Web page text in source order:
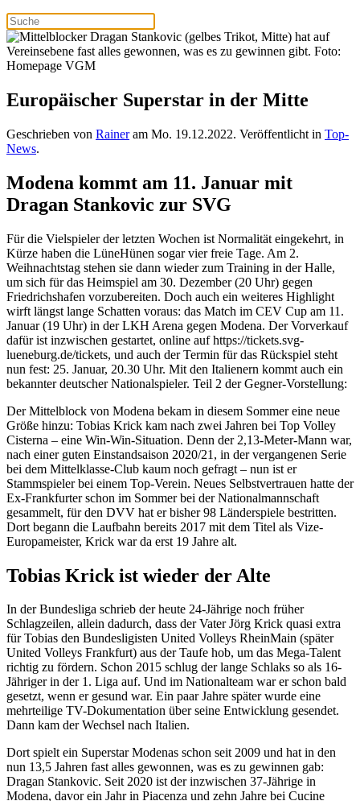
Europäischer Superstar in der Mitte
Geschrieben von Raineram Mo. 19.12.2022. Veröffentlicht in Top-
News.
Modena kommt am 11. Januar mit
Dragan Stankovic zur SVG
Für die Vielspieler der letzten Wochen ist Normalität eingekehrt, in
Kürze haben die LüneHünen sogar vier freie Tage. Am 2.
Weihnachtstag stehen sie dann wieder zum Training in der Halle,
um sich für das Heimspiel am 30. Dezember (20 Uhr) gegen
Friedrichshafen vorzubereiten. Doch auch ein weiteres Highlight
wirft längst lange Schatten voraus: das Match im CEV Cup am 11.
Januar (19 Uhr) in der LKH Arena gegen Modena. Der Vorverkauf
dafür ist inzwischen gestartet, online auf https://tickets.svg-
lueneburg.de/tickets, und auch der Termin für das Rückspiel steht
nun fest: 25. Januar, 20.30 Uhr. Mit den Italienern kommt auch ein
bekannter deutscher Nationalspieler. Teil 2 der Gegner-Vorstellung:
Der Mittelblock von Modena bekam in diesem Sommer eine neue
Größe hinzu: Tobias Krick kam nach zwei Jahren bei Top Volley
Cisterna – eine Win-Win-Situation. Denn der 2,13-Meter-Mann war,
nach einer guten Einstandsaison 2020/21, in der vergangenen Serie
bei dem Mittelklasse-Club kaum noch gefragt – nun ist er
Stammspieler bei einem Top-Verein. Neues Selbstvertrauen hatte der
Ex-Frankfurter schon im Sommer bei der Nationalmannschaft
gesammelt, für den DVV hat er bisher 98 Länderspiele bestritten.
Dort begann die Laufbahn bereits 2017 mit dem Titel als Vize-
Europameister, Krick war da erst 19 Jahre alt.
Tobias Krick ist wieder der Alte
In der Bundesliga schrieb der heute 24-Jährige noch früher
Schlagzeilen, allein dadurch, dass der Vater Jörg Krick quasi extra
für Tobias den Bundesligisten United Volleys RheinMain (später
United Volleys Frankfurt) aus der Taufe hob, um das Mega-Talent
richtig zu fördern. Schon 2015 schlug der lange Schlaks so als 16-
Jähriger in der 1. Liga auf. Und im Nationalteam war er schon bald
gesetzt, wenn er gesund war. Ein paar Jahre später wurde eine
mehrteilige TV-Dokumentation über seine Entwicklung gesendet.
Dann kam der Wechsel nach Italien.
Dort spielt ein Superstar Modenas schon seit 2009 und hat in den
nun 13,5 Jahren fast alles gewonnen, was es zu gewinnen gab:
Dragan Stankovic. Seit 2020 ist der inzwischen 37-Jährige in
Modena, davor ein Jahr in Piacenza und zehn Jahre bei Cucine